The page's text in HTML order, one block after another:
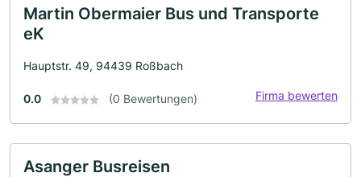
Martin Obermaier Bus und Transporte
eK
Hauptstr. 49, 94439 Roßbach
0.0 (0 Bewertungen) Firma bewerten
Asanger Busreisen